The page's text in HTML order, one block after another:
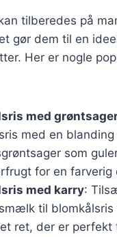
tilberedes på
gør dem til en
Her er nogle
med
med en
som
for en farverig
med karry:
til
ret, der er perfekt